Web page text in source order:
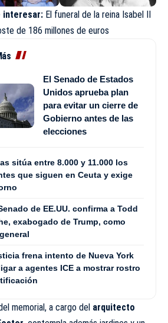
interesar: El funeral de la reina Isabel II
de 186 millones de euros
El Senado de Estados
Unidos aprueba plan
para evitar un cierre de
Gobierno antes de las
elecciones
sitúa entre 8.000 y 11.000 los
que siguen en Ceuta y exige
de EE.UU. confirma a Todd
exabogado de Trump, como
frena intento de Nueva York
a agentes ICE a mostrar rostro
memorial, a cargo del arquitecto